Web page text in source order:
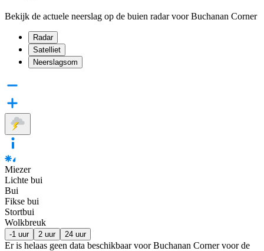
Bekijk de actuele neerslag op de buien radar voor Buchanan Corner
Radar
Satelliet
Neerslagsom
Miezer
Lichte bui
Bui
Fikse bui
Stortbui
Wolkbreuk
-1 uur 2 uur 24 uur
Er is helaas geen data beschikbaar voor Buchanan Corner voor de